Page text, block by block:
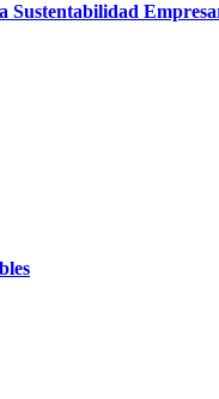
Sustentabilidad